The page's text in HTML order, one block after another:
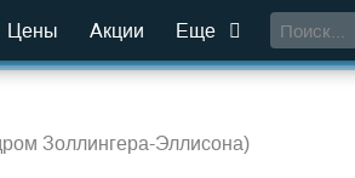
Цены Акции Еще
Золлингера-Эллисона)